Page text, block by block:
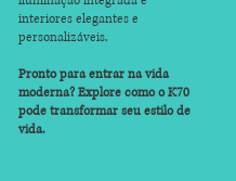
interiores elegantes e
personalizáveis.
Pronto para entrar na vida
moderna? Explore como o K70
pode transformar seu estilo de
vida.